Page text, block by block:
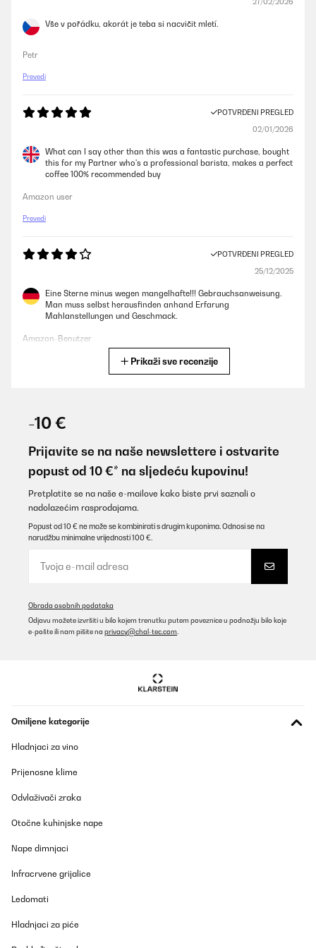
Vše v pořádku, akorát je teba si nacvičit mletí.
Petr
Prevedi
POTVRĐENI PREGLED
02/01/2026
What can I say other than this was a fantastic purchase, bought
this for my Partner who's a professional barista, makes a perfect
coffee 100% recommended buy
Amazon user
Prevedi
POTVRĐENI PREGLED
25/12/2025
Eine Sterne minus wegen mangelhafte!!! Gebrauchsanweisung.
Man muss selbst herausfinden anhand Erfarung
Mahlanstellungen und Geschmack.
Amazon-Benutzer
Amazon-Benutzer
POTVRĐENI PREGLED
alles besten, hier stimmt alles
Tolles Gerät. Funktioniert einwandfrei.
Amazon-Benutzer
Prevedi
Geweldig apparaat. Eenvoudig installeren en in gebruik. Lekkete
koffie.Aanrader.
Amazon-gebruiker
Prevedi
Prikaži sve recenzije
-10 €
Prijavite se na naše newslettere i ostvarite
popust od 10 €* na sljedeću kupovinu!
Pretplatite se na naše e-mailove kako biste prvi saznali o
nadolazećim rasprodajama.
Popust od 10 € ne može se kombinirati s drugim kuponima. Odnosi se na
narudžbu minimalne vrijednosti 100 €.
Obrada osobnih podataka
Odjavu možete izvršiti u bilo kojem trenutku putem poveznice u podnožju bilo koje
e-pošte ili nam pišite na privacy@chal-tec.com
Omiljene kategorije
Hladnjaci za vino
Prijenosne klime
Odvlaživači zraka
Otočne kuhinjske nape
Nape dimnjaci
Infracrvene grijalice
Ledomati
Hladnjaci za piće